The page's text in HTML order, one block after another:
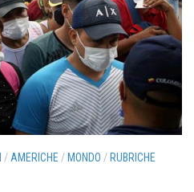
/ AMERICHE / MONDO / RUBRICHE